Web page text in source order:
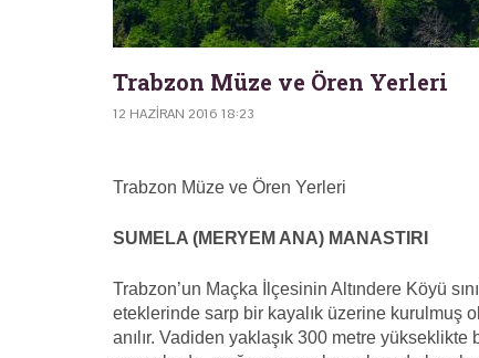
Trabzon Müze ve Ören Yerleri
12 HAZIRAN 2016 18:23
Trabzon Müze ve Ören Yerleri
SUMELA (MERYEM ANA) MANASTIRI
Trabzon’un Maçka İlçesinin Altındere Köyü
eteklerinde sarp bir kayalık üzerine kurulmuş
anılır. Vadiden yaklaşık 300 metre yükseklikte